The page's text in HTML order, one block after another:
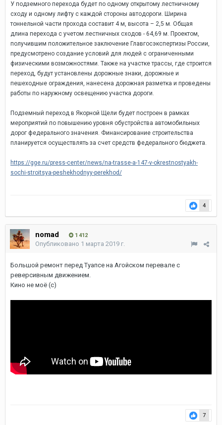
У подземного перехода будет по одному открытому лестничному
сходу и одному лифту с каждой стороны автодороги. Ширина
тоннельной части прохода составит 4 м, высота – 2,5 м. Общая
длина перехода с учетом лестничных сходов - 64,69 м. Проектом,
получившим положительное заключение Главгосэкспертизы России,
предусмотрено создание условий для людей с ограниченными
физическими возможностями. Также на участке трассы, где строится
переход, будут установлены дорожные знаки, дорожные и
пешеходные ограждения, нанесена дорожная разметка и проведены
работы по наружному освещению участка дороги.
Подземный переход в Якорной Щели будет построен в рамках
мероприятий по повышению уровня обустройства автомобильных
дорог федерального значения. Финансирование строительства
планируется осуществлять за счет средств федерального бюджета.
https://gge.ru/press-center/news/na-trasse-a-147-v-okrestnostyakh-
sochi-stroitsya-peshekhodnyy-perekhod/
4
nomad 1 412
Опубликовано 1 марта 2019 г.
Большой ремонт перед Туапсе на Агойском перевале с
реверсивным движением.
Кино не моё (с)
7